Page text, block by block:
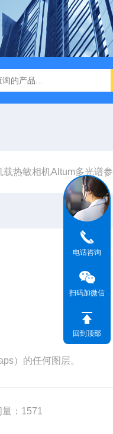
Mavic 3T大疆热红外相
载热敏相机Altum多光谱
）的任何图层。
：1571
电话咨询
扫码加微信
回到顶部